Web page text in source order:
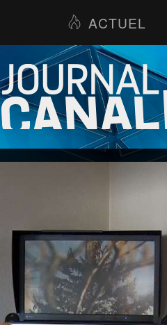
ACTUEL